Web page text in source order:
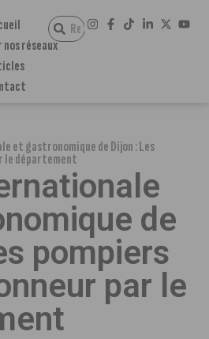
nos réseaux
et gastronomique de Dijon : Les
le département
de
pompiers
par le